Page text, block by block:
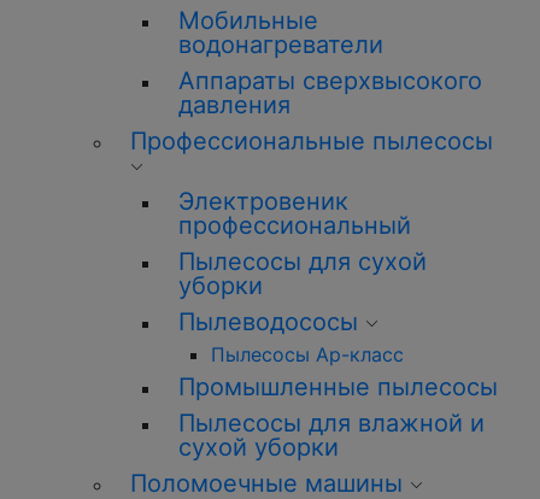
Мобильные
водонагреватели
Аппараты сверхвысокого
давления
Профессиональные пылесосы
Электровеник
профессиональный
Пылесосы для сухой
уборки
Пылеводососы
Пылесосы Ар-класс
Промышленные пылесосы
Пылесосы для влажной и
сухой уборки
Поломоечные машины